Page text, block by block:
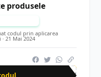
produsele
codul prin aplicarea
21 Mai 2024